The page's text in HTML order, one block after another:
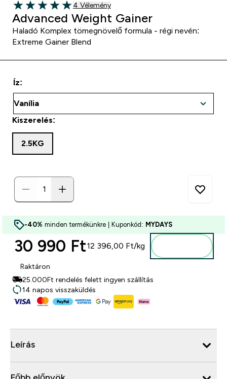
5 out of 5 stars
4 customer reviews
4 Vélemény
Advanced Weight Gainer
Haladó Komplex tömegnövelő formula - régi nevén:
Extreme Gainer Blend
Íz:
Kiszerelés:
2.5KG
-40% minden termékünkre | Kuponkód: MYDAYS
30 990 Ft‎12 396,00 Ft‎/kg
Raktáron
25.000Ft rendelés felett ingyen szállítás
14 napos visszaküldés
Leírás